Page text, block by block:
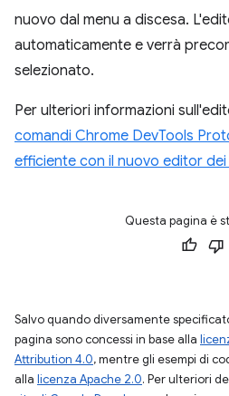
nuovo dal menu a discesa.
automaticamente e verrà
selezionato.
Per ulteriori informazioni
comandi Chrome DevTools
efficiente con il nuovo editor
Questa pagina è
Salvo quando diversamente
pagina sono concessi in base alla
Attribution 4.0, mentre gli esempi di
alla licenza Apache 2.0. Per ulteriori